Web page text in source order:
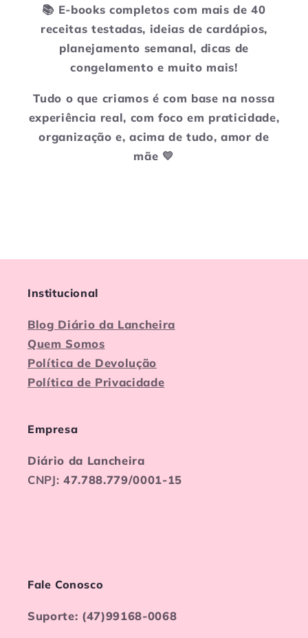
📚 E-books completos com mais de 40
receitas testadas, ideias de cardápios,
planejamento semanal, dicas de
congelamento e muito mais!
Tudo o que criamos é com base na nossa
experiência real, com foco em praticidade,
organização e, acima de tudo, amor de
mãe 💛
Institucional
Blog Diário da Lancheira
Quem Somos
Política de Devolução
Política de Privacidade
Empresa
Diário da Lancheira
CNPJ: 47.788.779/0001-15
Fale Conosco
Suporte: (47)99168-0068